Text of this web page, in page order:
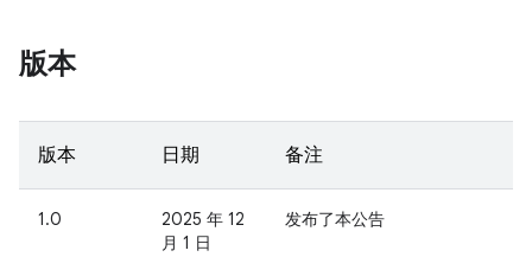
版本
版本 日期 备注
1.0
2025 年 12
月 1 日
发布了本公告